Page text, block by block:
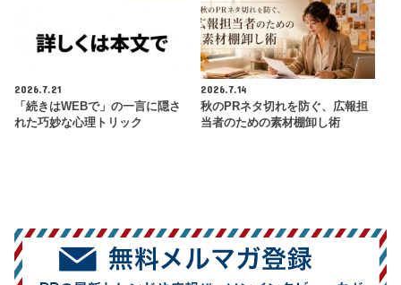
2026.7.21
「続きはWEBで」の一言に隠さ
れた巧妙な心理トリック
2026.7.14
秋のPRネタ切れを防ぐ、広報担
当者のための素材棚卸し術